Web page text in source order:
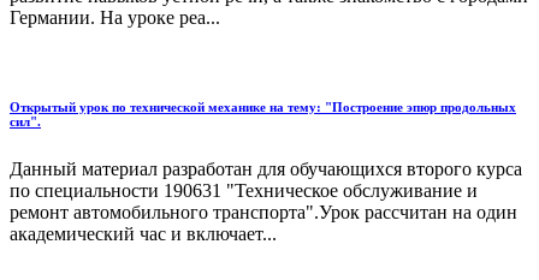
Германии. На уроке реа...
Открытый урок по технической механике на тему: "Построение эпюр продольных
сил".
Данный материал разработан для обучающихся второго курса
по специальности 190631 "Техническое обслуживание и
ремонт автомобильного транспорта".Урок рассчитан на один
академический час и включает...